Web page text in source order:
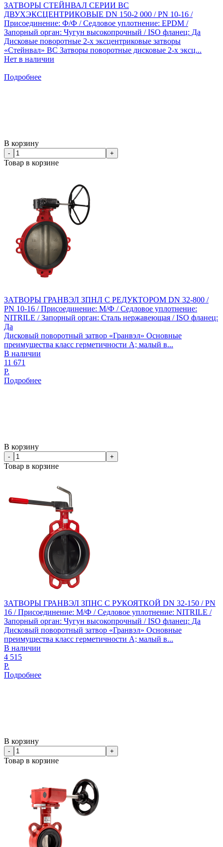
ЗАТВОРЫ СТЕЙНВАЛ СЕРИИ BC
ДВУХЭКСЦЕНТРИКОВЫЕ DN 150-2 000 / PN 10-16 /
Присоединение: Ф/Ф / Седловое уплотнение: EPDM /
Запорный орган: Чугун высокопрочный / ISO фланец: Да
Дисковые поворотные 2-х эксцентриковые затворы
«Стейнвал» BC Затворы поворотные дисковые 2-х эксц...
Нет в наличии
Подробнее
В корзину
- +
Товар в корзине
ЗАТВОРЫ ГРАНВЭЛ ЗПНЛ С РЕДУКТОРОМ DN 32-800 /
PN 10-16 / Присоединение: М/Ф / Седловое уплотнение:
NITRILE / Запорный орган: Сталь нержавеющая / ISO фланец:
Да
Дисковый поворотный затвор «Гранвэл» Основные
преимущества класс герметичности А; малый в...
В наличии
11 671
Р.
Подробнее
В корзину
- +
Товар в корзине
ЗАТВОРЫ ГРАНВЭЛ ЗПНС С РУКОЯТКОЙ DN 32-150 / PN
16 / Присоединение: М/Ф / Седловое уплотнение: NITRILE /
Запорный орган: Чугун высокопрочный / ISO фланец: Да
Дисковый поворотный затвор «Гранвэл» Основные
преимущества класс герметичности А; малый в...
В наличии
4 515
Р.
Подробнее
В корзину
- +
Товар в корзине